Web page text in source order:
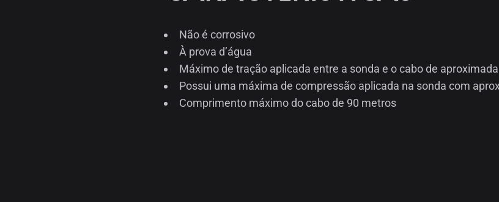
Não é corrosivo
À prova d’água
Máximo de tração aplicada entre a sonda e o cabo de
Possui uma máxima de compressão aplicada na sonda com
Comprimento máximo do cabo de 90 metros